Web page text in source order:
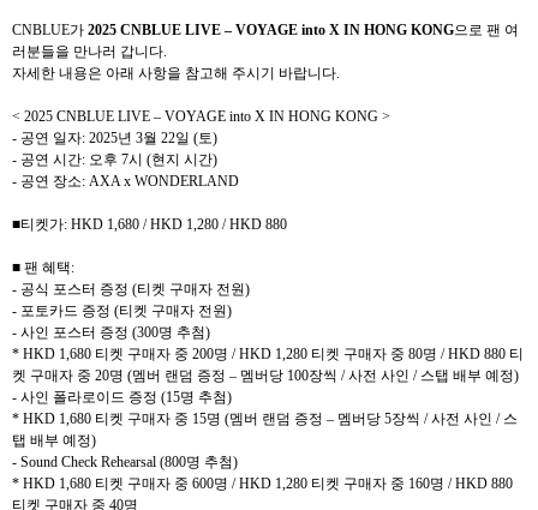
CNBLUE가 2025 CNBLUE LIVE – VOYAGE into X IN HONG KONG으로 팬 여
러분들을 만나러 갑니다.
자세한 내용은 아래 사항을 참고해 주시기 바랍니다.
< 2025 CNBLUE LIVE – VOYAGE into X IN HONG KONG >
- 공연 일자: 2025년 3월 22일 (토)
- 공연 시간: 오후 7시 (현지 시간)
- 공연 장소: AXA x WONDERLAND
■티켓가: HKD 1,680 / HKD 1,280 / HKD 880
■ 팬 혜택:
- 공식 포스터 증정 (티켓 구매자 전원)
- 포토카드 증정 (티켓 구매자 전원)
- 사인 포스터 증정 (300명 추첨)
* HKD 1,680 티켓 구매자 중 200명 / HKD 1,280 티켓 구매자 중 80명 / HKD 880 티
켓 구매자 중 20명 (멤버 랜덤 증정 – 멤버당 100장씩 /사전 사인 / 스탭 배부 예정)
- 사인 폴라로이드 증정 (15명 추첨)
* HKD 1,680 티켓 구매자 중 15명 (멤버 랜덤 증정 – 멤버당 5장씩 /사전 사인 / 스
탭 배부 예정)
- Sound Check Rehearsal (800명 추첨)
* HKD 1,680 티켓 구매자 중 600명 / HKD 1,280 티켓 구매자 중 160명 / HKD 880
티켓 구매자 중 40명